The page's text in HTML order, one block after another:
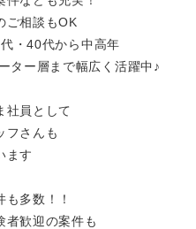
ご相談もOK
・40代から中高年
ター層まで幅広く活躍中♪
社員として
フさんも
ます
多数！！
者歓迎の案件も